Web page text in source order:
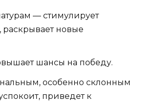
— стимулирует
новые
шансы на победу.
особенно склонным
приведет к